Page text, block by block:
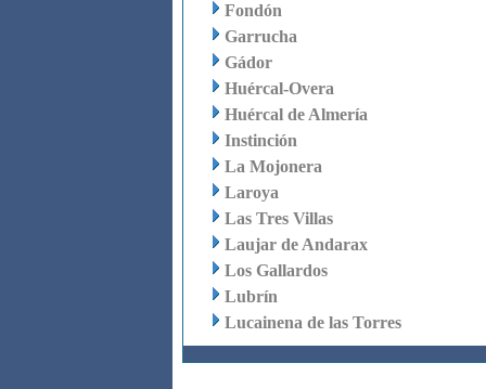
Fondón
Garrucha
Gádor
Huércal-Overa
Huércal de Almería
Instinción
La Mojonera
Laroya
Las Tres Villas
Laujar de Andarax
Los Gallardos
Lubrín
Lucainena de las Torres